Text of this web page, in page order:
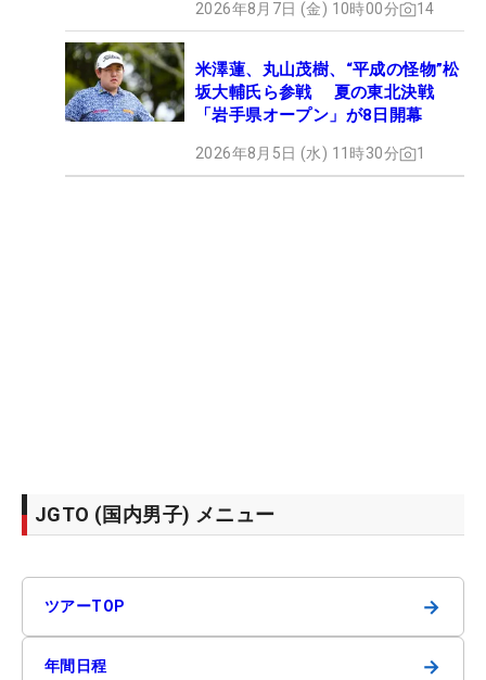
2026年8月7日 (金) 10時00分 14
米澤蓮、丸山茂樹、“平成の怪物”松
坂大輔氏ら参戦 夏の東北決戦
「岩手県オープン」が8日開幕
2026年8月5日 (水) 11時30分 1
JGTO (国内男子) メニュー
ツアーTOP →
年間日程 →